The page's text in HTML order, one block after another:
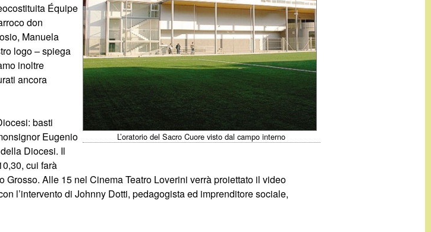
L’oratorio del Sacro Cuore visto dal campo interno
Équipe
don
Manuela
logo – spiega
inoltre
ancora
basti
Eugenio
Diocesi. Il
cui farà
Alle 15 nel Cinema Teatro Loverini verrà proiettato il video
l’intervento di Johnny Dotti, pedagogista ed imprenditore sociale,